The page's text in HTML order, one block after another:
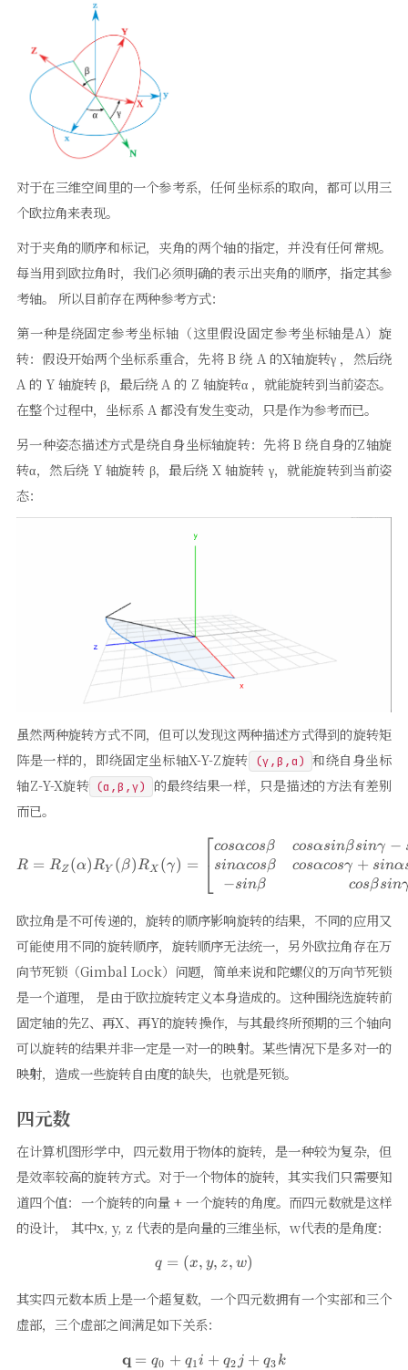
对于在三维空间里的一个参考系，任何坐标系的取向，都可以用三
个欧拉角来表现。
对于夹角的顺序和标记，夹角的两个轴的指定，并没有任何常规。
每当用到欧拉角时，我们必须明确的表示出夹角的顺序，指定其参
考轴。 所以目前存在两种参考方式：
第一种是绕固定参考坐标轴（这里假设固定参考坐标轴是A）旋
转：假设开始两个坐标系重合，先将 B 绕 A 的X轴旋转γ ，然后绕
A 的 Y 轴旋转 β，最后绕 A 的 Z 轴旋转α ，就能旋转到当前姿态。
在整个过程中，坐标系 A 都没有发生变动，只是作为参考而已。
另一种姿态描述方式是绕自身坐标轴旋转：先将 B 绕自身的Z轴旋
转α，然后绕 Y 轴旋转 β，最后绕 X 轴旋转 γ，就能旋转到当前姿
态：
虽然两种旋转方式不同，但可以发现这两种描述方式得到的旋转矩
阵是一样的，即绕固定坐标轴X-Y-Z旋转 (γ,β,α) 和绕自身坐标
轴Z-Y-X旋转 (α,β,γ)
的最终结果一样，只是描述的方法有差别
而已。
R =
R = RZ (α)RY (β)RX (γ) = ⎣
⎡cosαcosβ
sinαcosβ
−sinβ
cosαsinβsinγ −
cosαcosγ + sinα
cosβs
欧拉角是不可传递的，旋转的顺序影响旋转的结果，不同的应用又
可能使用不同的旋转顺序，旋转顺序无法统一，另外欧拉角存在万
向节死锁（Gimbal Lock）问题，简单来说和陀螺仪的万向节死锁
是一个道理， 是由于欧拉旋转定义本身造成的。这种围绕选旋转前
固定轴的先Z、再X、再Y的旋转操作，与其最终所预期的三个轴向
可以旋转的结果并非一定是一对一的映射。某些情况下是多对一的
映射，造成一些旋转自由度的缺失，也就是死锁。
四元数
在计算机图形学中，四元数用于物体的旋转，是一种较为复杂，但
是效率较高的旋转方式。对于一个物体的旋转，其实我们只需要知
道四个值：一个旋转的向量 + 一个旋转的角度。而四元数就是这样
的设计， 其中x, y, z 代表的是向量的三维坐标，w代表的是角度：
q=(x, y, z, w)
q = (x, y, z, w)
其实四元数本质上是一个超复数，一个四元数拥有一个实部和三个
虚部，三个虚部之间满足如下关系：
\mathbf{q}=q_{0}+q_{1}
q = q0 + q1 i + q2 j + q3 k